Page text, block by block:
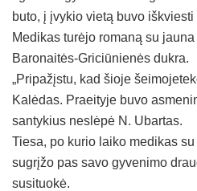
buto, į įvykio vietą buvo
Medikas turėjo romaną su
Baronaitės-Griciūnienės dukra.
„Pripažįstu, kad šioje
Kalėdas. Praeityje buvo
santykius neslėpė N. Ubartas.
Tiesa, po kurio laiko medikas
sugrįžo pas savo gyvenimo
susituokė.